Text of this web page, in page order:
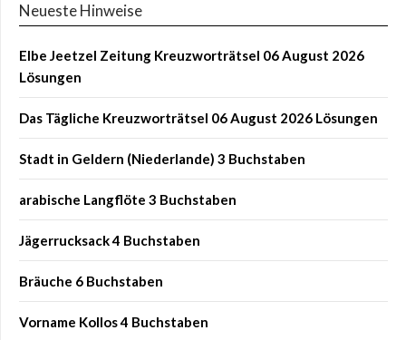
Neueste Hinweise
Elbe Jeetzel Zeitung Kreuzworträtsel 06 August 2026
Lösungen
Das Tägliche Kreuzworträtsel 06 August 2026 Lösungen
Stadt in Geldern (Niederlande) 3 Buchstaben
arabische Langflöte 3 Buchstaben
Jägerrucksack 4 Buchstaben
Bräuche 6 Buchstaben
Vorname Kollos 4 Buchstaben